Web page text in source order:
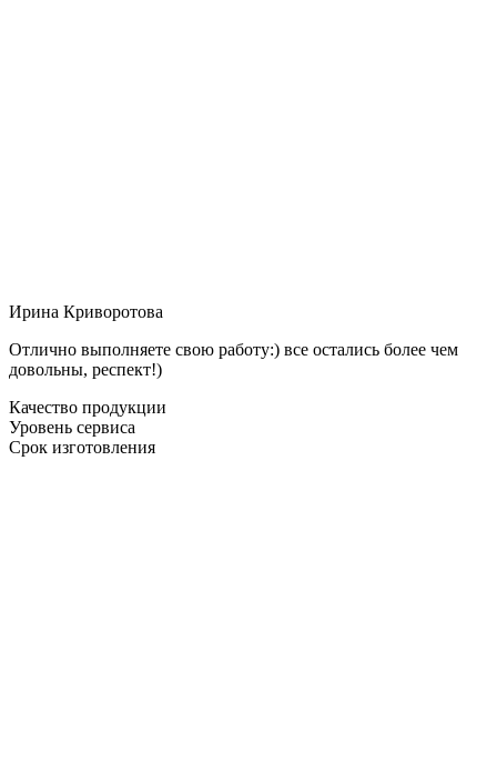
Ирина Криворотова
Отлично выполняете свою работу:) все остались более чем
довольны, респект!)
Качество продукции
Уровень сервиса
Срок изготовления